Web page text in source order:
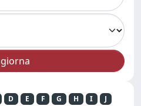
D E F G H I
J